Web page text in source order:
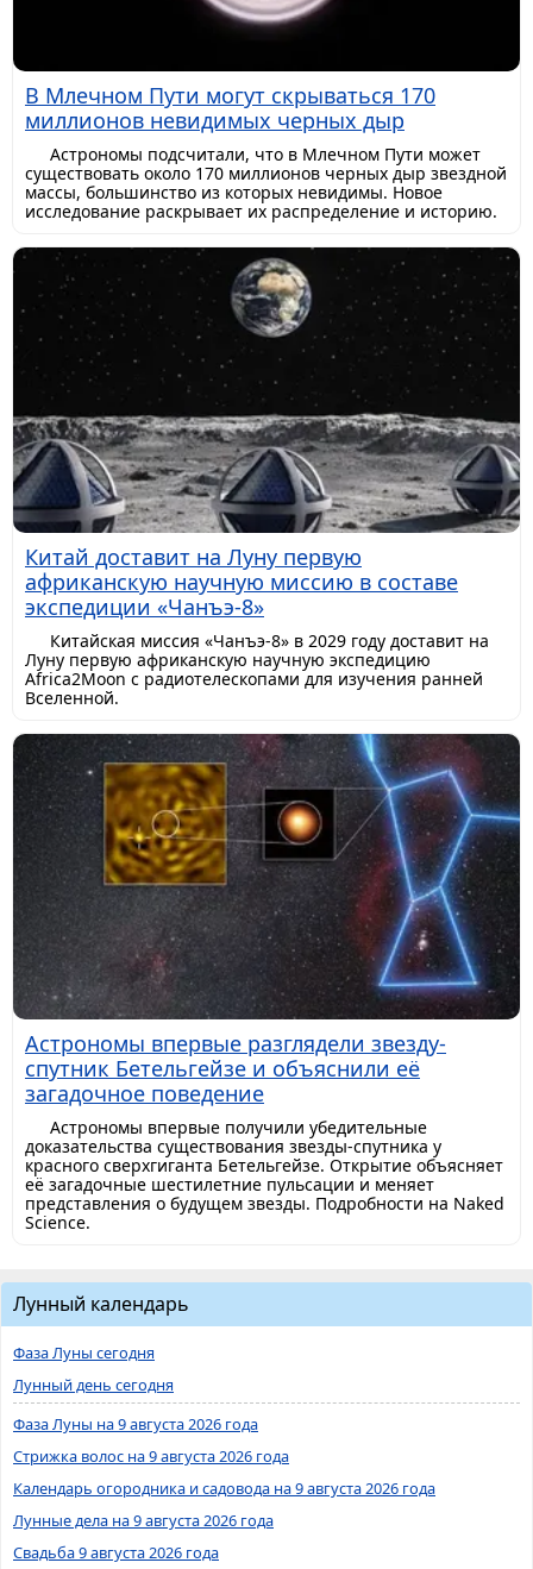
В Млечном Пути могут скрываться 170
миллионов невидимых черных дыр
Астрономы подсчитали, что в Млечном Пути может
существовать около 170 миллионов черных дыр звездной
массы, большинство из которых невидимы. Новое
исследование раскрывает их распределение и историю.
Китай доставит на Луну первую
африканскую научную миссию в составе
экспедиции «Чанъэ-8»
Китайская миссия «Чанъэ-8» в 2029 году доставит на
Луну первую африканскую научную экспедицию
Africa2Moon с радиотелескопами для изучения ранней
Вселенной.
Астрономы впервые разглядели звезду-
спутник Бетельгейзе и объяснили её
загадочное поведение
Астрономы впервые получили убедительные
доказательства существования звезды-спутника у
красного сверхгиганта Бетельгейзе. Открытие объясняет
её загадочные шестилетние пульсации и меняет
представления о будущем звезды. Подробности на Naked
Science.
Лунный календарь
Фаза Луны сегодня
Лунный день сегодня
Фаза Луны на 9 августа 2026 года
Стрижка волос на 9 августа 2026 года
Календарь огородника и садовода на 9 августа 2026 года
Лунные дела на 9 августа 2026 года
Свадьба 9 августа 2026 года